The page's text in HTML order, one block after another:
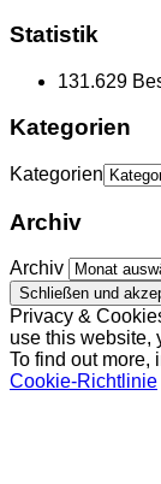
Statistik
131.629
Kategorien
Kategorien
Archiv
Archiv
Privacy &
use this website,
To find out more,
Cookie-Richtlinie